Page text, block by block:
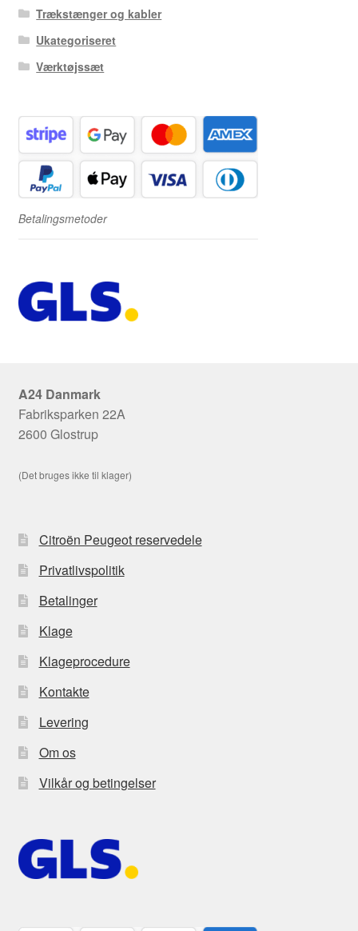
Trækstænger og kabler
Ukategoriseret
Værktøjssæt
Betalingsmetoder
A24 Danmark
Fabriksparken 22A
2600 Glostrup
(Det bruges ikke til klager)
Citroën Peugeot reservedele
Privatlivspolitik
Betalinger
Klage
Klageprocedure
Kontakte
Levering
Om os
Vilkår og betingelser